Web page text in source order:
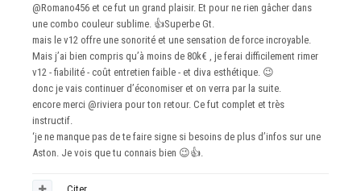
@Romano456 et ce fut un grand plaisir. Et pour ne rien gâcher dans
une combo couleur sublime. 👍Superbe Gt.
mais le v12 offre une sonorité et une sensation de force incroyable.
Mais j’ai bien compris qu’à moins de 80k€ , je ferai difficilement rimer
v12 - fiabilité - coût entretien faible - et diva esthétique. 😉
donc je vais continuer d’économiser et on verra par la suite.
encore merci @riviera pour ton retour. Ce fut complet et très
instructif.
‘je ne manque pas de te faire signe si besoins de plus d’infos sur une
Aston. Je vois que tu connais bien 😉👍.